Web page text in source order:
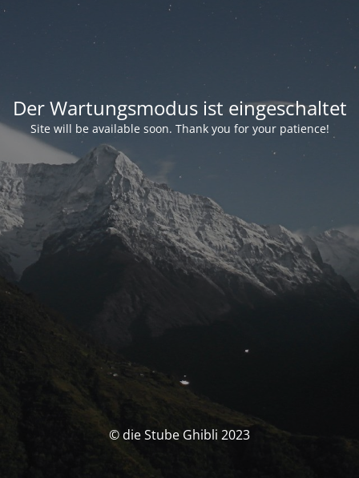
Der Wartungsmodus ist eingeschaltet
Site will be available soon. Thank you for your patience!
© die Stube Ghibli 2023